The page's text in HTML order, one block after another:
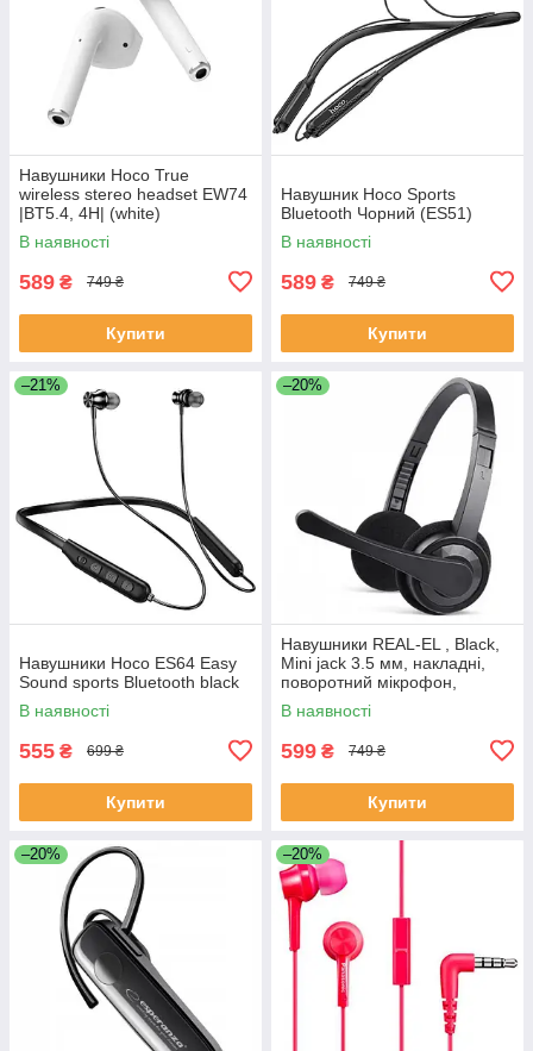
Навушники Hoco True
wireless stereo headset EW74
|BT5.4, 4H| (white)
В наявності
589 ₴ 749 ₴
Купити
Навушник Hoco Sports
Bluetooth Чорний (ES51)
В наявності
589 ₴ 749 ₴
Купити
–21%
Навушники Hoco ES64 Easy
Sound sports Bluetooth black
В наявності
555 ₴ 699 ₴
Купити
–20%
Навушники REAL-EL , Black,
Mini jack 3.5 мм, накладні,
поворотний мікрофон,
кабель 1.5 м
В наявності
599 ₴ 749 ₴
Купити
–20% –20%